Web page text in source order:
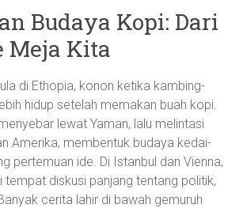
Budaya Kopi: Dari
Meja Kita
di Ethopia, konon ketika kambing-
hidup setelah memakan buah kopi.
lewat Yaman, lalu melintasi
Amerika, membentuk budaya kedai-
pertemuan ide. Di Istanbul dan Vienna,
tempat diskusi panjang tentang politik,
cerita lahir di bawah gemuruh